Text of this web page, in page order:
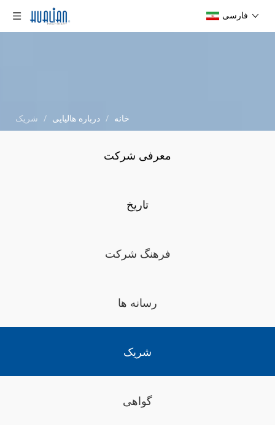
فارسی
خانه / درباره هالیایی / شریک
معرفی شرکت
تاریخ
فرهنگ شرکت
رسانه ها
شریک
گواهی